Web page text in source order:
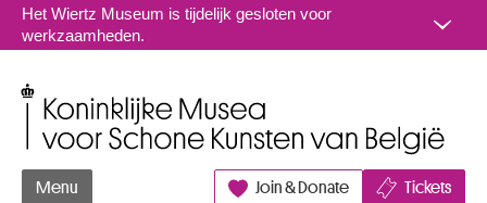
Naar inhoud
Het Wiertz Museum is tijdelijk gesloten voor
werkzaamheden.
Menu Join & Donate Tickets